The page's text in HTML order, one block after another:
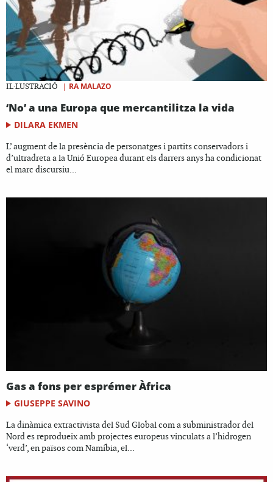
IL·LUSTRACIÓ | RA MALAZO
‘No’ a una Europa que mercantilitza la vida
DILARA EKMEN
L’ augment de la presència de personatges i partits conservadors i
d’ultradreta a la Unió Europea durant els darrers anys ha condicionat
el marc discursiu...
Gas a fons per esprémer Àfrica
GIUSEPPE SAVINO
La dinàmica extractivista del Sud Global com a subministrador del
Nord es reprodueix amb projectes europeus vinculats a l’hidrogen
‘verd’, en països com Namíbia, el...